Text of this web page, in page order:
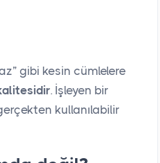
gibi kesin cümlelere
. İşleyen bir
kullanılabilir